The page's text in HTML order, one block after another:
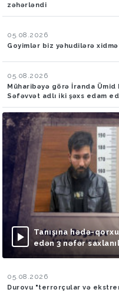
zəhərləndi
05.08.2026
Goyimlər biz yəhudilərə
05.08.2026
Müharibəyə görə İranda Ümid
Səfəvvət adlı iki şəxs edam
Tanışına hədə-
edən 3 nəfər
05.08.2026
Durovu "terrorçular və